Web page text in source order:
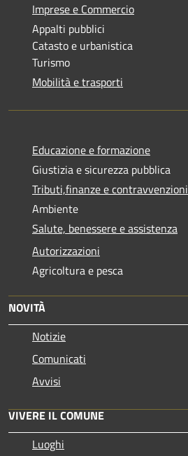
Imprese e Commercio
Appalti pubblici
Catasto e urbanistica
Turismo
Mobilità e trasporti
Educazione e formazione
Giustizia e sicurezza pubblica
Tributi,finanze e contravvenzioni
Ambiente
Salute, benessere e assistenza
Autorizzazioni
Agricoltura e pesca
NOVITÀ
Notizie
Comunicati
Avvisi
VIVERE IL COMUNE
Luoghi